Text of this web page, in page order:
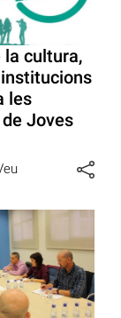
la cultura,
les
Joves